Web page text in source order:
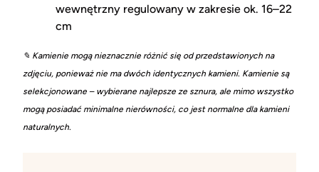
wewnętrzny regulowany w zakresie ok. 16–22
cm
✎ Kamienie mogą nieznacznie różnić się od przedstawionych na
zdjęciu, ponieważ nie ma dwóch identycznych kamieni. Kamienie są
selekcjonowane – wybierane najlepsze ze sznura, ale mimo wszystko
mogą posiadać minimalne nierówności, co jest normalne dla kamieni
naturalnych.